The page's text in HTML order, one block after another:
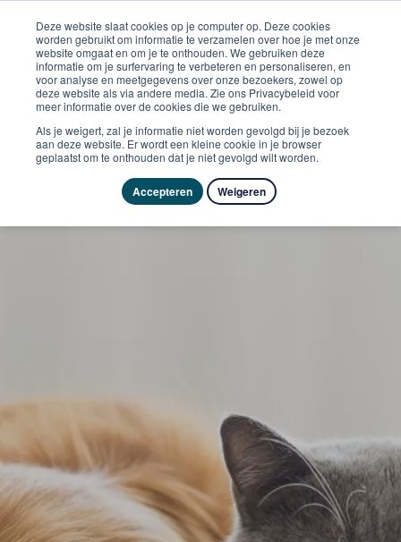
Deze website slaat cookies op je computer op. Deze cookies
worden gebruikt om informatie te verzamelen over hoe je met onze
website omgaat en om je te onthouden. We gebruiken deze
informatie om je surfervaring te verbeteren en personaliseren, en
voor analyse en meetgegevens over onze bezoekers, zowel op
deze website als via andere media. Zie ons Privacybeleid voor
meer informatie over de cookies die we gebruiken.
Als je weigert, zal je informatie niet worden gevolgd bij je bezoek
aan deze website. Er wordt een kleine cookie in je browser
geplaatst om te onthouden dat je niet gevolgd wilt worden.
Accepteren Weigeren